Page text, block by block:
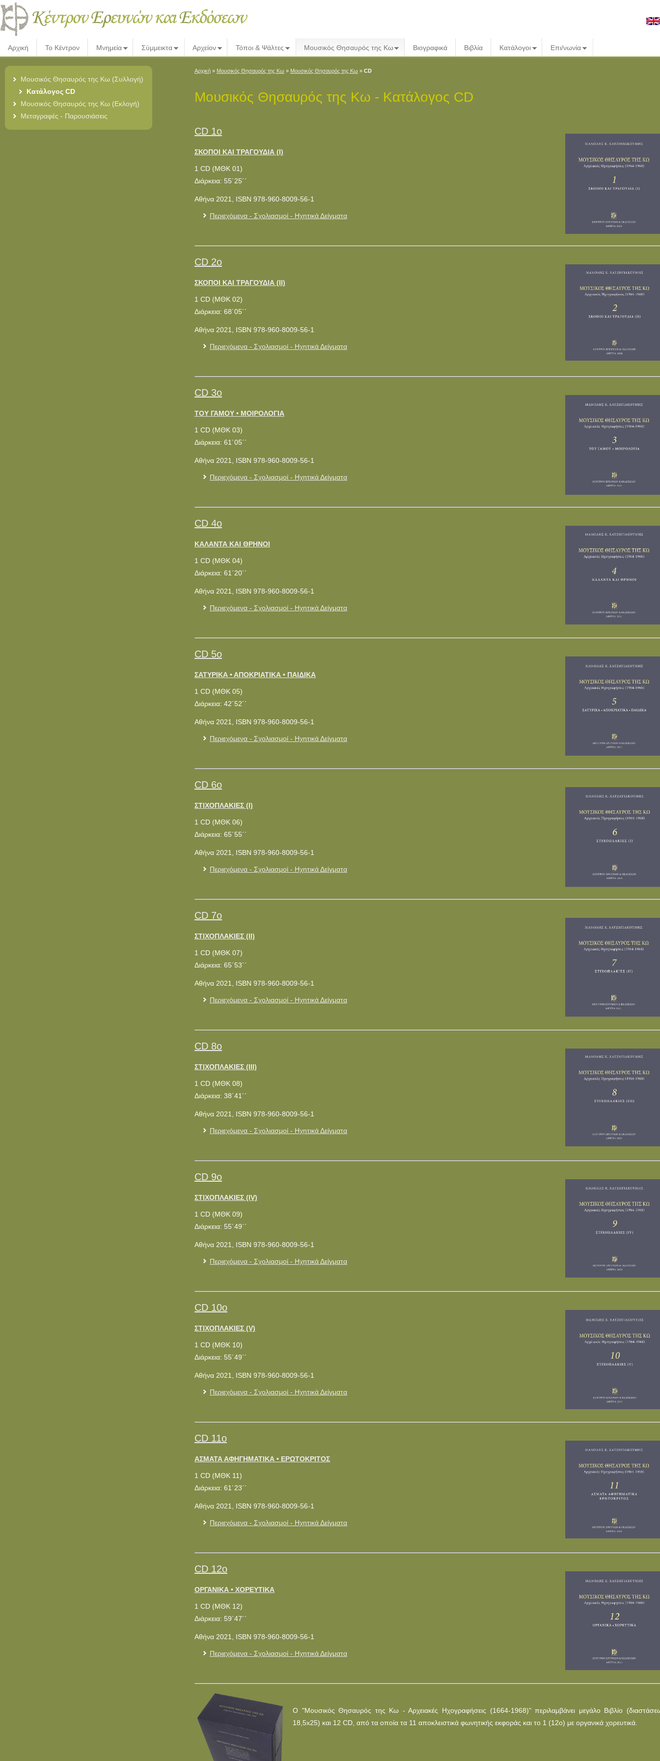
Αρχική Το Κέντρον Μνημεία Σύμμεικτα Αρχείον Τόποι & Ψάλτες Μουσικός Θησαυρός της Κω Βιογραφικά Βιβλία Κατάλογοι Επι/νωνία
Μουσικός Θησαυρός της Κω (Συλλογή)
Κατάλογος CD
Μουσικός Θησαυρός της Κω (Εκλογή)
Μεταγραφές - Παρουσιάσεις
Αρχική » Μουσικός Θησαυρός της Κω » Μουσικός Θησαυρός της Κω » CD
Μουσικός Θησαυρός της Κω - Κατάλογος CD
CD 1ο
ΣΚΟΠΟΙ ΚΑΙ ΤΡΑΓΟΥΔΙΑ (Ι)
1 CD (ΜΘΚ 01)
Διάρκεια: 55´25´´
Αθήνα 2021, ISBN 978-960-8009-56-1
Περιεχόμενα - Σχολιασμοί - Ηχητικά Δείγματα
CD 2ο
ΣΚΟΠΟΙ ΚΑΙ ΤΡΑΓΟΥΔΙΑ (ΙΙ)
1 CD (ΜΘΚ 02)
Διάρκεια: 68´05´´
Αθήνα 2021, ISBN 978-960-8009-56-1
Περιεχόμενα - Σχολιασμοί - Ηχητικά Δείγματα
CD 3ο
ΤΟΥ ΓΑΜΟΥ • ΜΟΙΡΟΛΟΓΙΑ
1 CD (ΜΘΚ 03)
Διάρκεια: 61´05´´
Αθήνα 2021, ISBN 978-960-8009-56-1
Περιεχόμενα - Σχολιασμοί - Ηχητικά Δείγματα
CD 4ο
ΚΑΛΑΝΤΑ ΚΑΙ ΘΡΗΝΟΙ
1 CD (ΜΘΚ 04)
Διάρκεια: 61´20´´
Αθήνα 2021, ISBN 978-960-8009-56-1
Περιεχόμενα - Σχολιασμοί - Ηχητικά Δείγματα
CD 5ο
ΣΑΤΥΡΙΚΑ • ΑΠΟΚΡΙΑΤΙΚΑ • ΠΑΙΔΙΚΑ
1 CD (ΜΘΚ 05)
Διάρκεια: 42´52´´
Αθήνα 2021, ISBN 978-960-8009-56-1
Περιεχόμενα - Σχολιασμοί - Ηχητικά Δείγματα
CD 6ο
ΣΤΙΧΟΠΛΑΚΙΕΣ (Ι)
1 CD (ΜΘΚ 06)
Διάρκεια: 65´55´´
Αθήνα 2021, ISBN 978-960-8009-56-1
Περιεχόμενα - Σχολιασμοί - Ηχητικά Δείγματα
CD 7ο
ΣΤΙΧΟΠΛΑΚΙΕΣ (ΙΙ)
1 CD (ΜΘΚ 07)
Διάρκεια: 65´53´´
Αθήνα 2021, ISBN 978-960-8009-56-1
Περιεχόμενα - Σχολιασμοί - Ηχητικά Δείγματα
CD 8ο
ΣΤΙΧΟΠΛΑΚΙΕΣ (ΙΙΙ)
1 CD (ΜΘΚ 08)
Διάρκεια: 38´41´´
Αθήνα 2021, ISBN 978-960-8009-56-1
Περιεχόμενα - Σχολιασμοί - Ηχητικά Δείγματα
CD 9ο
ΣΤΙΧΟΠΛΑΚΙΕΣ (ΙV)
1 CD (ΜΘΚ 09)
Διάρκεια: 55´49´´
Αθήνα 2021, ISBN 978-960-8009-56-1
Περιεχόμενα - Σχολιασμοί - Ηχητικά Δείγματα
CD 10ο
ΣΤΙΧΟΠΛΑΚΙΕΣ (V)
1 CD (ΜΘΚ 10)
Διάρκεια: 55´49´´
Αθήνα 2021, ISBN 978-960-8009-56-1
Περιεχόμενα - Σχολιασμοί - Ηχητικά Δείγματα
CD 11ο
ΑΣΜΑΤΑ ΑΦΗΓΗΜΑΤΙΚΑ • ΕΡΩΤΟΚΡΙΤΟΣ
1 CD (ΜΘΚ 11)
Διάρκεια: 61´23´´
Αθήνα 2021, ISBN 978-960-8009-56-1
Περιεχόμενα - Σχολιασμοί - Ηχητικά Δείγματα
CD 12ο
ΟΡΓΑΝΙΚΑ • ΧΟΡΕΥΤΙΚΑ
1 CD (ΜΘΚ 12)
Διάρκεια: 59´47´´
Αθήνα 2021, ISBN 978-960-8009-56-1
Περιεχόμενα - Σχολιασμοί - Ηχητικά Δείγματα
Ο "Μουσικός Θησαυρός της Κω - Αρχειακές Ηχογραφήσεις (1664-1968)" περιλαμβάνει μεγάλο Βιβλίο
18,5x25) και 12 CD, από τα οποία τα 11 αποκλειστικά φωνητικής εκφοράς και το 1 (12ο) με οργανικά χορευτικά.